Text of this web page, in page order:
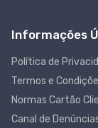
Informações
Política de
Termos e
Normas Cartão
Canal de